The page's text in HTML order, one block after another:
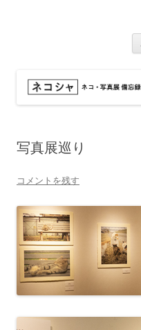
写真展巡り
コメントを残す